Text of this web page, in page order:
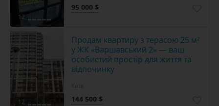
12
95 000 $
12
Продам квартиру з терасою 25 м²
у ЖК «Варшавський 2» — ваш
особистий простір для життя та
відпочинку
144 500 $